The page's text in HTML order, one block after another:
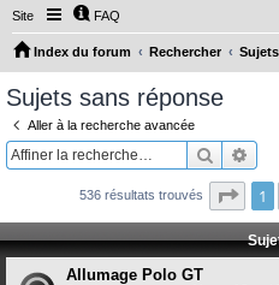
Site FAQ
Index du forum Rechercher
Sujets sans réponse
Aller à la recherche avancée
536 résultats trouvés Page
1
Allumage Polo GT